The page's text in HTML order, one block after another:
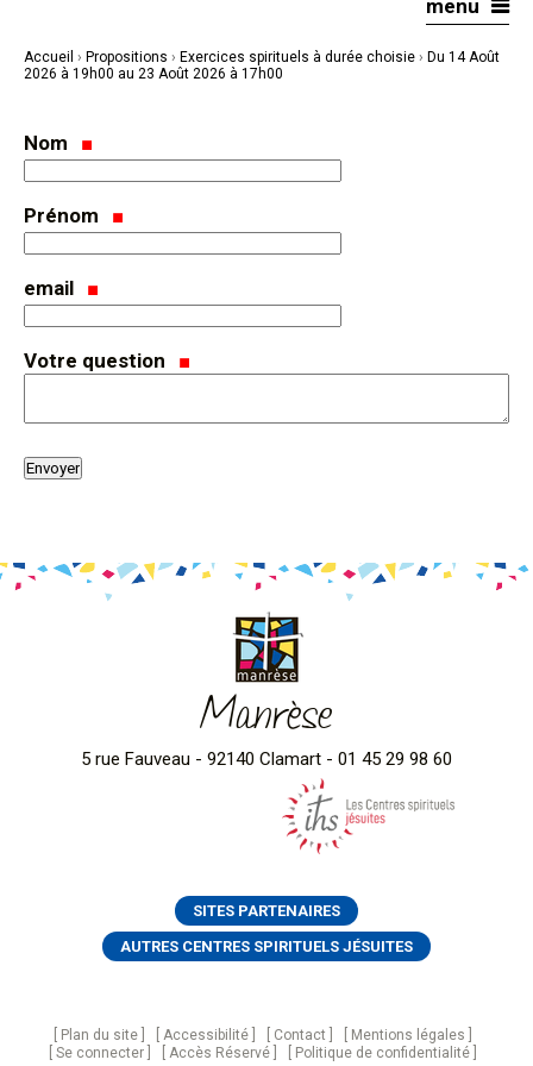
menu
Accueil › Propositions › Exercices spirituels à durée choisie › Du 14 Août
2026 à 19h00 au 23 Août 2026 à 17h00
Nom
Prénom
email
Votre question
Manrèse
5 rue Fauveau - 92140 Clamart - 01 45 29 98 60
SITES PARTENAIRES
AUTRES CENTRES SPIRITUELS JÉSUITES
Plan du site Accessibilité Contact
Mentions légales
Se connecter
Accès Réservé Politique de confidentialité